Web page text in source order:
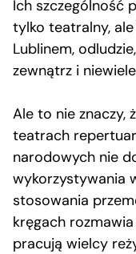
Ich szczególność
tylko teatralny,
Lublinem,
zewnątrz i
Ale to nie znaczy,
teatrach
narodowych nie
wykorzystywania
stosowania
kręgach
pracują wielcy